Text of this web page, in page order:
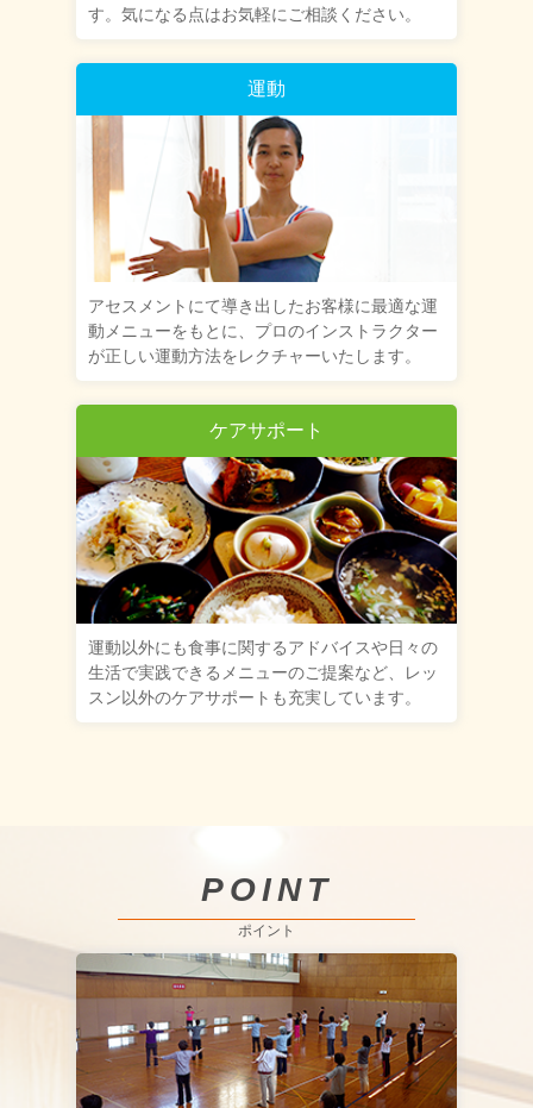
す。気になる点はお気軽にご相談ください。
運動
アセスメントにて導き出したお客様に最適な運
動メニューをもとに、プロのインストラクター
が正しい運動方法をレクチャーいたします。
ケアサポート
運動以外にも食事に関するアドバイスや日々の
生活で実践できるメニューのご提案など、レッ
スン以外のケアサポートも充実しています。
POINT
ポイント